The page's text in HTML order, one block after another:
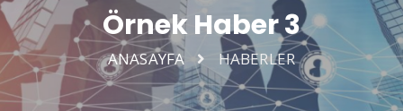
Örnek Haber 3
ANASAYFA HABERLER